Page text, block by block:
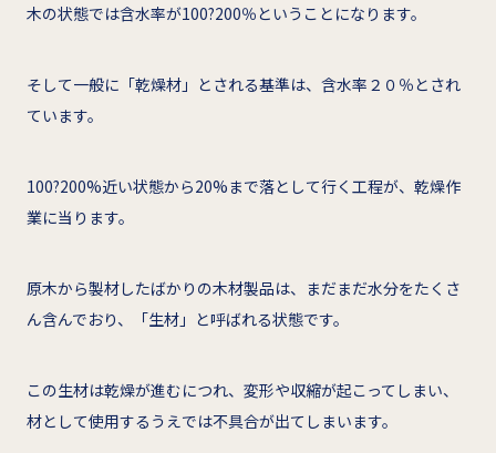
木の状態では含水率が100?200％ということになります。
そして一般に「乾燥材」とされる基準は、含水率２０％とされ
ています。
100?200%近い状態から20%まで落として行く工程が、乾燥作
業に当ります。
原木から製材したばかりの木材製品は、まだまだ水分をたくさ
ん含んでおり、「生材」と呼ばれる状態です。
この生材は乾燥が進むにつれ、変形や収縮が起こってしまい、
材として使用するうえでは不具合が出てしまいます。